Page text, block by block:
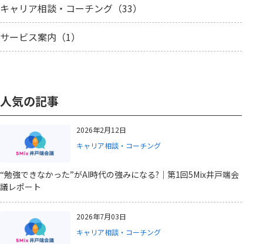
キャリア相談・コーチング（33）
サービス案内（1）
人気の記事
2026年2月12日
キャリア相談・コーチング
“勉強できなかった”がAI時代の強みになる?｜第1回5Mix井戸端会
議レポート
2026年7月03日
キャリア相談・コーチング